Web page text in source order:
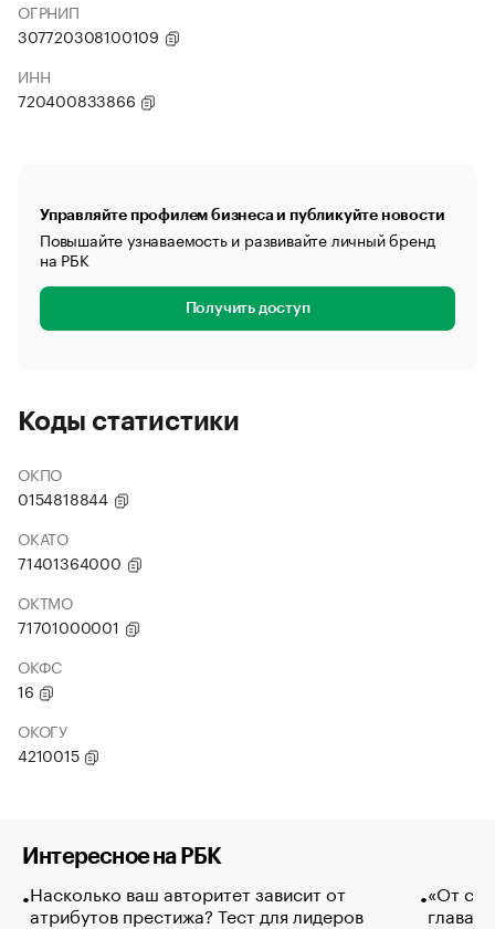
ОГРНИП
307720308100109
ИНН
720400833866
Управляйте профилем бизнеса и публикуйте новости
Повышайте узнаваемость и развивайте личный бренд
на РБК
Получить доступ
Коды статистики
ОКПО
0154818844
ОКАТО
71401364000
ОКТМО
71701000001
ОКФС
16
ОКОГУ
4210015
Интересное на РБК
Насколько ваш авторитет зависит от
атрибутов престижа? Тест для лидеров
«От
глава